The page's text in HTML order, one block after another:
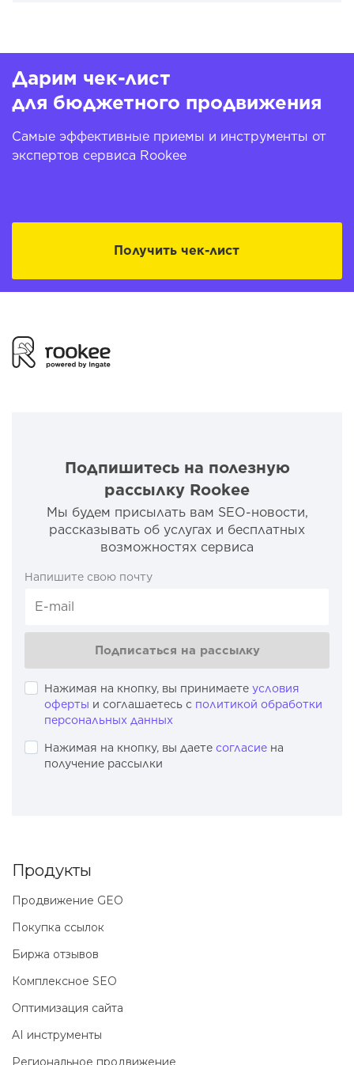
Дарим чек-лист
для бюджетного продвижения
Самые эффективные приемы и инструменты от
экспертов сервиса Rookee
Получить чек-лист
Подпишитесь на полезную
рассылку Rookee
Мы будем присылать вам SEO-новости,
рассказывать об услугах и бесплатных
возможностях сервиса
Напишите свою почту
Подписаться на рассылку
Нажимая на кнопку, вы принимаете условия
оферты и соглашаетесь с политикой обработки
персональных данных
Нажимая на кнопку, вы даете согласие на
получение рассылки
Продукты
Продвижение GEO
Покупка ссылок
Биржа отзывов
Комплексное SEO
Оптимизация сайта
AI инструменты
Региональное продвижение